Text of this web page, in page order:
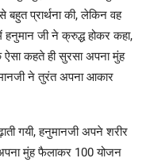
बहुत प्रार्थना की, लेकिन वह
हनुमान जी ने क्रुद्ध होकर कहा,
कहते ही सुरसा अपना मुंह
ने तुरंत अपना आकार
गयी, हनुमानजी अपने शरीर
मुंह फैलाकर 100 योजन